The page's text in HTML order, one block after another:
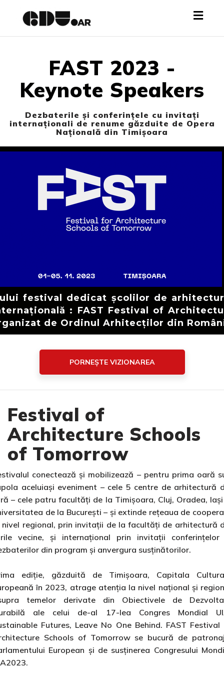
FAST 2023 -
Keynote Speakers
Dezbaterile și conferințele cu invitați
internaționali de renume găzduite de Opera
Națională din Timișoara
festival dedicat școlilor de
: FAST Festival of
de Ordinul Arhitecților din
PORNEȘTE VIZIONAREA
Festival of
Architecture Schools
of Tomorrow
conectează și mobilizează – pentru prima oară
aceluiași eveniment – cele 5 centre de arhitectură
– cele patru facultăți de la Timișoara, Cluj, Oradea,
de la București – și extinde rețeaua de
nivel regional, prin invitații de la facultăți de arhitectură
vecine, și internațional prin invitații conferințelor
din program și anvergura susținătorilor.
ediție, găzduită de Timișoara, Capitala
în 2023, atrage atenția la nivel național și
temelor derivate din Obiectivele de
ale celui de-al 17-lea Congres Mondial
Futures, Leave No One Behind. FAST Festival
Schools of Tomorrow se bucură de
European și de susținerea Congresului